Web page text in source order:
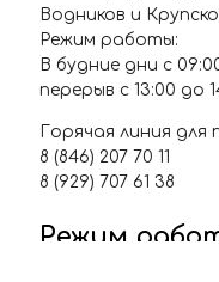
Водников и
Режим работы:
В будние дни с
перерыв с 13:00 до
Горячая линия для
8 (846) 207 70 11
8 (929) 707 61 38
Режим